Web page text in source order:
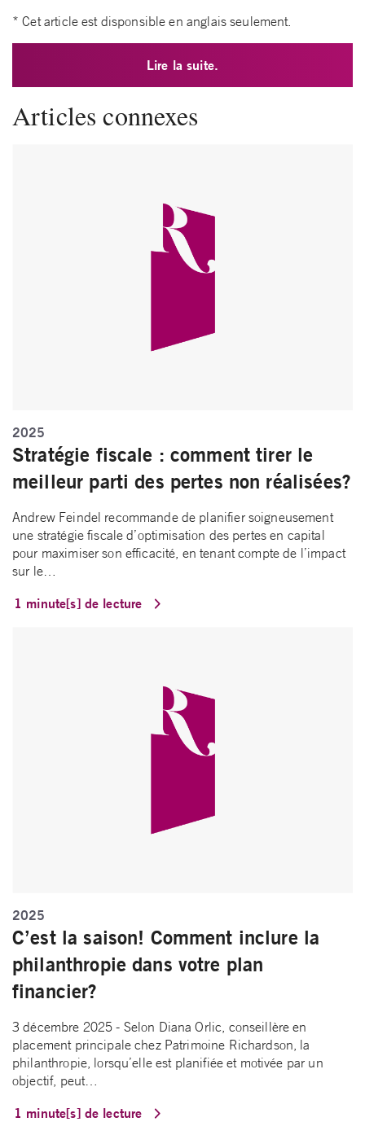
* Cet article est disponsible en anglais seulement.
Lire la suite.
Articles connexes
2025
Stratégie fiscale : comment tirer le
meilleur parti des pertes non réalisées?
Andrew Feindel recommande de planifier soigneusement
une stratégie fiscale d’optimisation des pertes en capital
pour maximiser son efficacité, en tenant compte de l’impact
sur le…
1 minute[s] de lecture
2025
C’est la saison! Comment inclure la
philanthropie dans votre plan
financier?
3 décembre 2025 - Selon Diana Orlic, conseillère en
placement principale chez Patrimoine Richardson, la
philanthropie, lorsqu’elle est planifiée et motivée par un
objectif, peut…
1 minute[s] de lecture